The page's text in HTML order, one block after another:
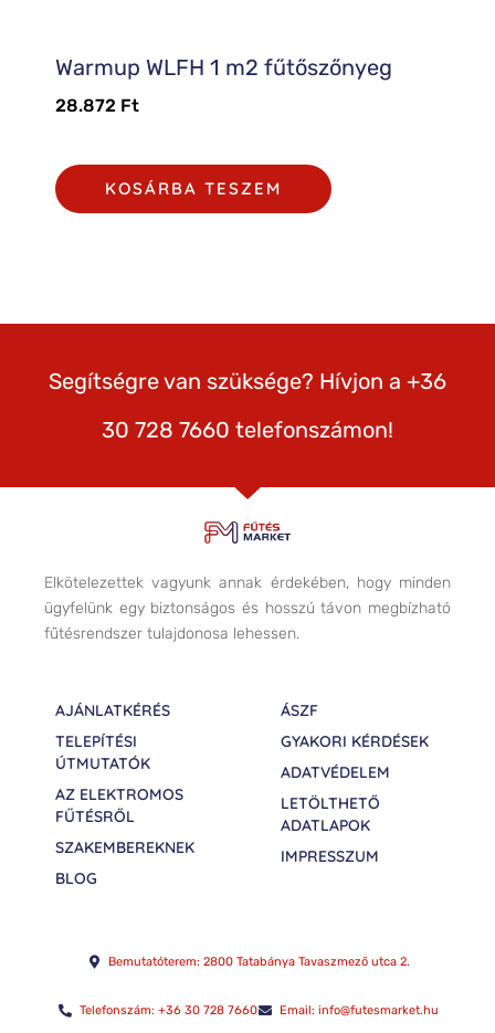
Warmup WLFH 1 m2 fűtőszőnyeg
28.872 Ft
KOSÁRBA TESZEM
Segítségre van szüksége? Hívjon a +36
30 728 7660 telefonszámon!
Elkötelezettek vagyunk annak érdekében, hogy minden
ügyfelünk egy biztonságos és hosszú távon megbízható
fűtésrendszer tulajdonosa lehessen.
AJÁNLATKÉRÉS
TELEPÍTÉSI
ÚTMUTATÓK
AZ ELEKTROMOS
FŰTÉSRŐL
SZAKEMBEREKNEK
BLOG
ÁSZF
GYAKORI KÉRDÉSEK
ADATVÉDELEM
LETÖLTHETŐ
ADATLAPOK
IMPRESSZUM
Bemutatóterem: 2800 Tatabánya Tavaszmező utca 2.
Telefonszám: +36 30 728 7660 Email: info@futesmarket.hu